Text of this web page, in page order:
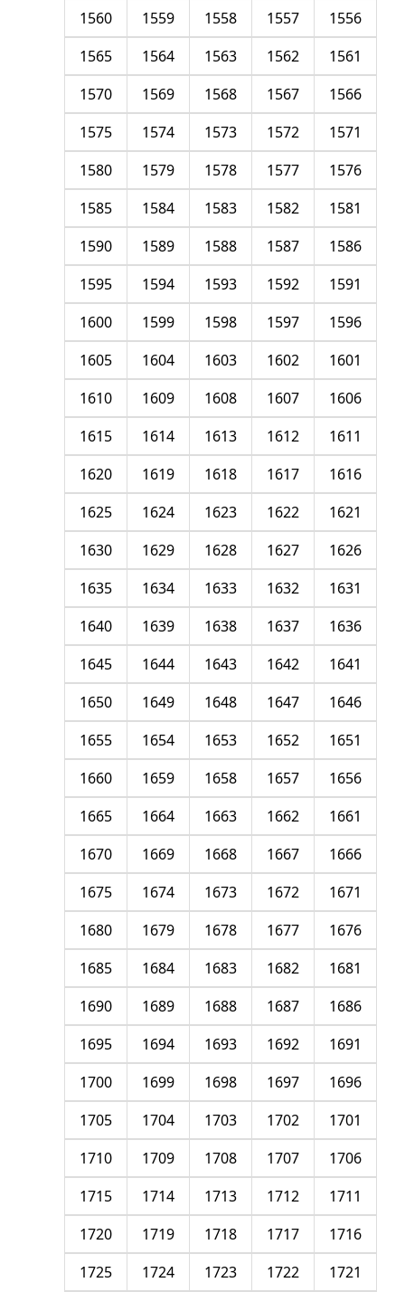
1556
1557
1558
1559
1560
1561
1562
1563
1564
1565
1566
1567
1568
1569
1570
1571
1572
1573
1574
1575
1576
1577
1578
1579
1580
1581
1582
1583
1584
1585
1586
1587
1588
1589
1590
1591
1592
1593
1594
1595
1596
1597
1598
1599
1600
1601
1602
1603
1604
1605
1606
1607
1608
1609
1610
1611
1612
1613
1614
1615
1616
1617
1618
1619
1620
1621
1622
1623
1624
1625
1626
1627
1628
1629
1630
1631
1632
1633
1634
1635
1636
1637
1638
1639
1640
1641
1642
1643
1644
1645
1646
1647
1648
1649
1650
1651
1652
1653
1654
1655
1656
1657
1658
1659
1660
1661
1662
1663
1664
1665
1666
1667
1668
1669
1670
1671
1672
1673
1674
1675
1676
1677
1678
1679
1680
1681
1682
1683
1684
1685
1686
1687
1688
1689
1690
1691
1692
1693
1694
1695
1696
1697
1698
1699
1700
1701
1702
1703
1704
1705
1706
1707
1708
1709
1710
1711
1712
1713
1714
1715
1716
1717
1718
1719
1720
1721
1722
1723
1724
1725